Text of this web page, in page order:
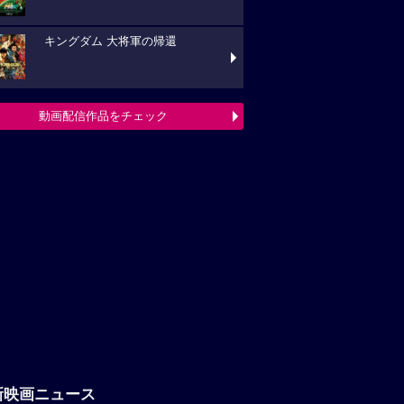
キングダム 大将軍の帰還
動画配信作品をチェック
映画ニュース